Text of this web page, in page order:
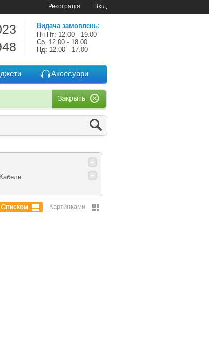
Реєстрація Вхід
Видача замовлень:
Пн-Пт: 12.00 - 19.00
Сб: 12.00 - 18.00
Нд: 12.00 - 17.00
Аксесуари
Кабели